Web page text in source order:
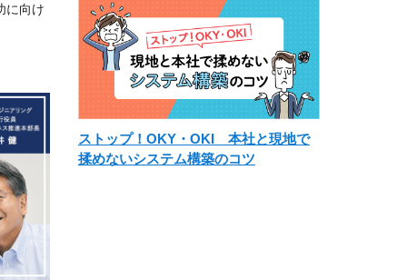
に向け
ストップ！OKY・OKI 本社と現地で
揉めないシステム構築のコツ